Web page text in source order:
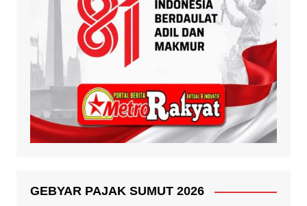
GEBYAR PAJAK SUMUT 2026